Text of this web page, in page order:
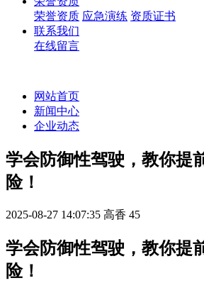
荣誉资质 应急演练 资质证书
联系我们
在线留言
网站首页
新闻中心
企业动态
学会防御性驾驶，教你提
险！
2025-08-27 14:07:35 高香 45
学会防御性驾驶，教你提
险！